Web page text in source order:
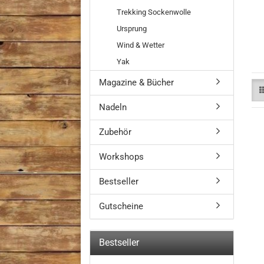
Trekking Sockenwolle
Ursprung
Wind & Wetter
Yak
Magazine & Bücher
Nadeln
Zubehör
Workshops
Bestseller
Gutscheine
Bestseller